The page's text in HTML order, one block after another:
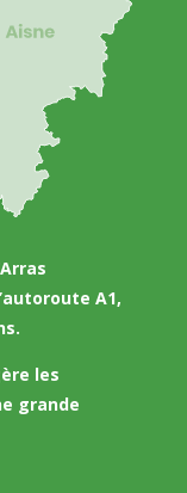
A1,
les
grande